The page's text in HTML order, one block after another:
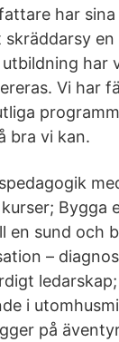
har
har
Vi har
bra vi kan.
Bygga
en sund och
–
i
på